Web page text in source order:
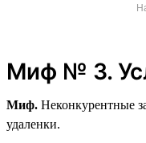
Миф № 3.
Миф. Неконкурентные
удаленки.